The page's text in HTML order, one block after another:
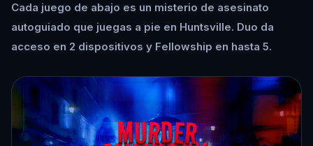
Cada juego de abajo es un misterio de asesinato
autoguiado que juegas a pie en Huntsville. Duo da
acceso en 2 dispositivos y Fellowship en hasta 5.